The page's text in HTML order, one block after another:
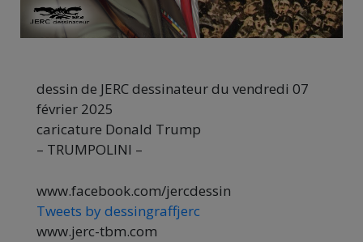
dessin de JERC dessinateur du vendredi 07
février 2025
caricature Donald Trump
– TRUMPOLINI –
www.facebook.com/jercdessin
Tweets by dessingraffjerc
www.jerc-tbm.com